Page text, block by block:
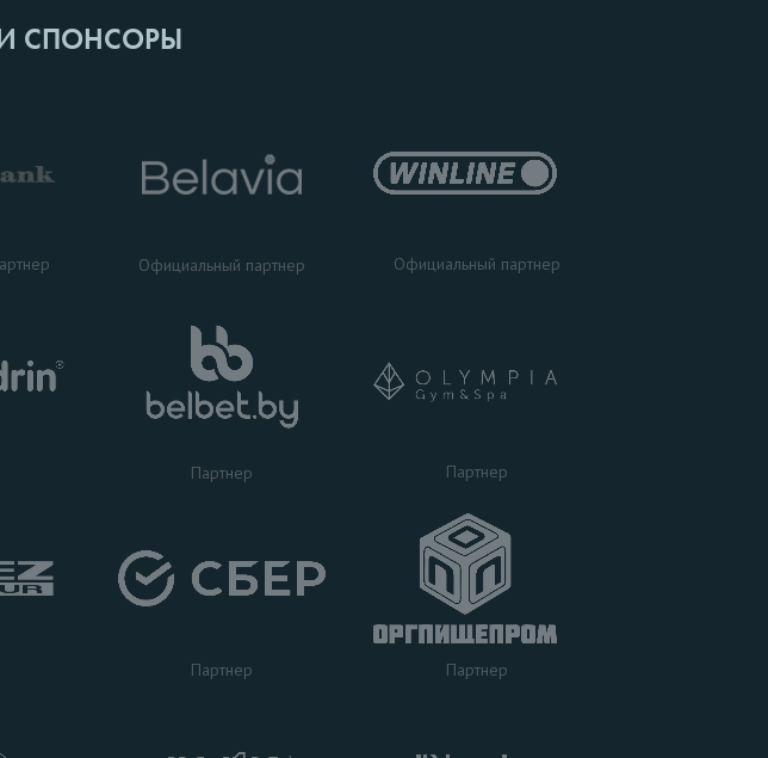
СПОНСОРЫ
Официальный партнер Официальный партнер
Партнер Партнер
Партнер Партнер